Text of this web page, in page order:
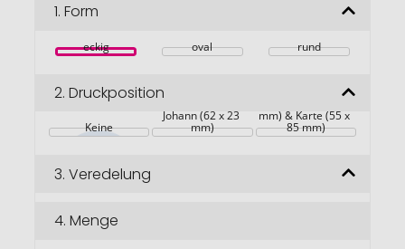
Bildgalerie
1. Form
eckig oval rund
2. Druckposition
Keine
Johann (62 x 23
mm)
mm) & Karte (55 x
85 mm)
3. Veredelung
4. Menge